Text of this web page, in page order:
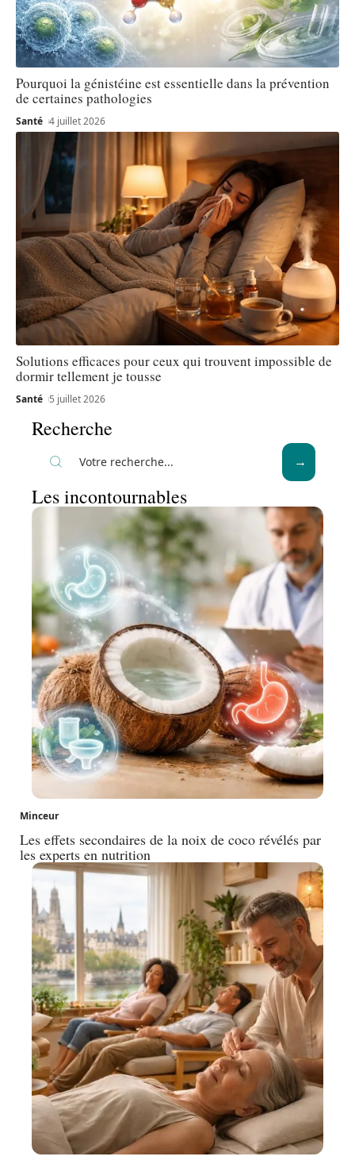
Pourquoi la génistéine est essentielle dans la prévention
de certaines pathologies
Santé 4 juillet 2026
Solutions efficaces pour ceux qui trouvent impossible de
dormir tellement je tousse
Santé 5 juillet 2026
Recherche
Les incontournables
Minceur
Les effets secondaires de la noix de coco révélés par
les experts en nutrition